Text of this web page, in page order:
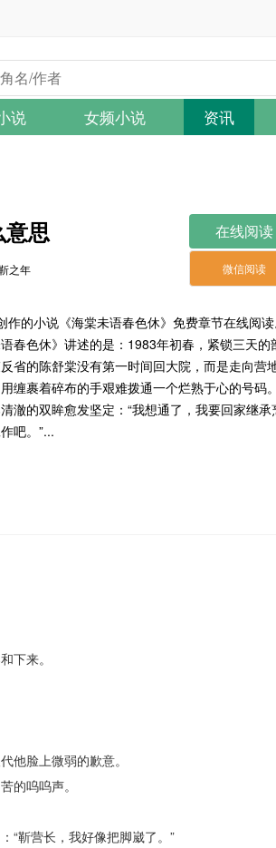
说 女频小说 资讯
在线阅读
意思
之年 微信阅读
作的小说《海棠未语春色休》免费章节在线阅
春色休》讲述的是：1983年初春，紧锁三天的
省的陈舒棠没有第一时间回大院，而是走向营
缠裹着碎布的手艰难拨通一个烂熟于心的号码
澈的双眸愈发坚定：“我想通了，我要回家继承
吧。”...
下来。
脸上微弱的歉意。
呜呜声。
靳营长，我好像把脚崴了。”